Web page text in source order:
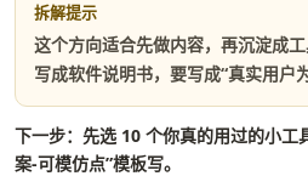
拆解提示
这个方向适合先做内容，再沉淀成
写成软件说明书，要写成“真实用户
下一步：先选 10 个你真的用过的小工
案-可模仿点”模板写。